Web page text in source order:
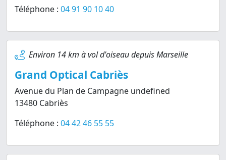
Téléphone : 04 91 90 10 40
Environ 14 km à vol d'oiseau depuis Marseille
Grand Optical Cabriès
Avenue du Plan de Campagne undefined
13480 Cabriès
Téléphone : 04 42 46 55 55